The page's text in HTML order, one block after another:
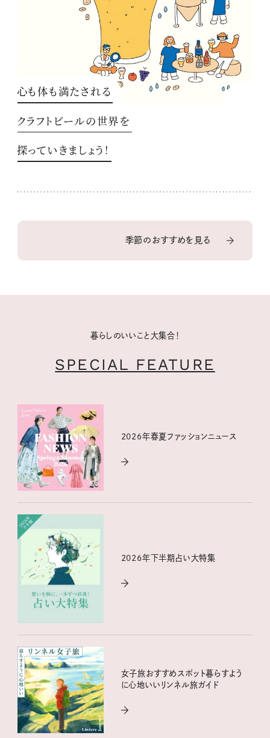
心も体も満たされる
クラフトビールの世界を
探っていきましょう！
季節のおすすめを見る
暮らしのいいこと大集合！
SPECIAL FEATURE
2026年春夏ファッションニュース
2026年下半期占い大特集
女子旅おすすめスポット暮らすよう
に心地いいリンネル旅ガイド